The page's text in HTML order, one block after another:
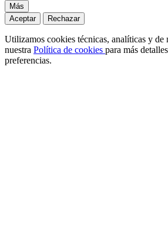
Más
Aceptar
Rechazar
Utilizamos cookies técnicas, analíticas y de
nuestra Política de cookies para más
preferencias.